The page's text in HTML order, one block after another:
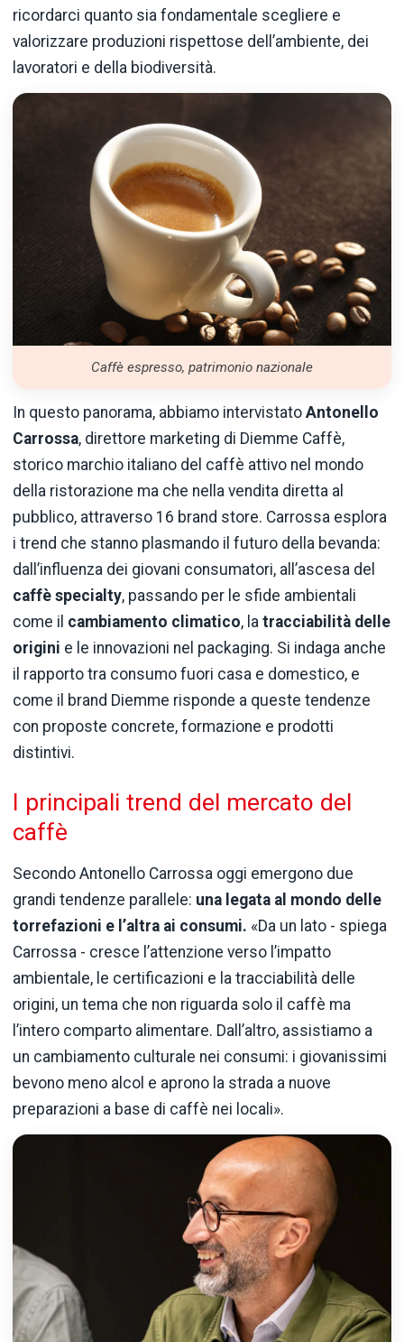
ricordarci quanto sia fondamentale scegliere e
valorizzare produzioni rispettose dell’ambiente, dei
lavoratori e della biodiversità.
Caffè espresso, patrimonio nazionale
In questo panorama, abbiamo intervistato Antonello
Carrossa, direttore marketing di Diemme Caffè,
storico marchio italiano del caffè attivo nel mondo
della ristorazione ma che nella vendita diretta al
pubblico, attraverso 16 brand store. Carrossa esplora
i trend che stanno plasmando il futuro della bevanda:
dall’influenza dei giovani consumatori, all’ascesa del
caffè specialty, passando per le sfide ambientali
come il cambiamento climatico, la tracciabilità delle
origini e le innovazioni nel packaging. Si indaga anche
il rapporto tra consumo fuori casa e domestico, e
come il brand Diemme risponde a queste tendenze
con proposte concrete, formazione e prodotti
distintivi.
I principali trend del mercato del
caffè
Secondo Antonello Carrossa oggi emergono due
grandi tendenze parallele: una legata al mondo delle
torrefazioni e l’altra ai consumi. «Da un lato - spiega
Carrossa - cresce l’attenzione verso l’impatto
ambientale, le certificazioni e la tracciabilità delle
origini, un tema che non riguarda solo il caffè ma
l’intero comparto alimentare. Dall’altro, assistiamo a
un cambiamento culturale nei consumi: i giovanissimi
bevono meno alcol e aprono la strada a nuove
preparazioni a base di caffè nei locali».